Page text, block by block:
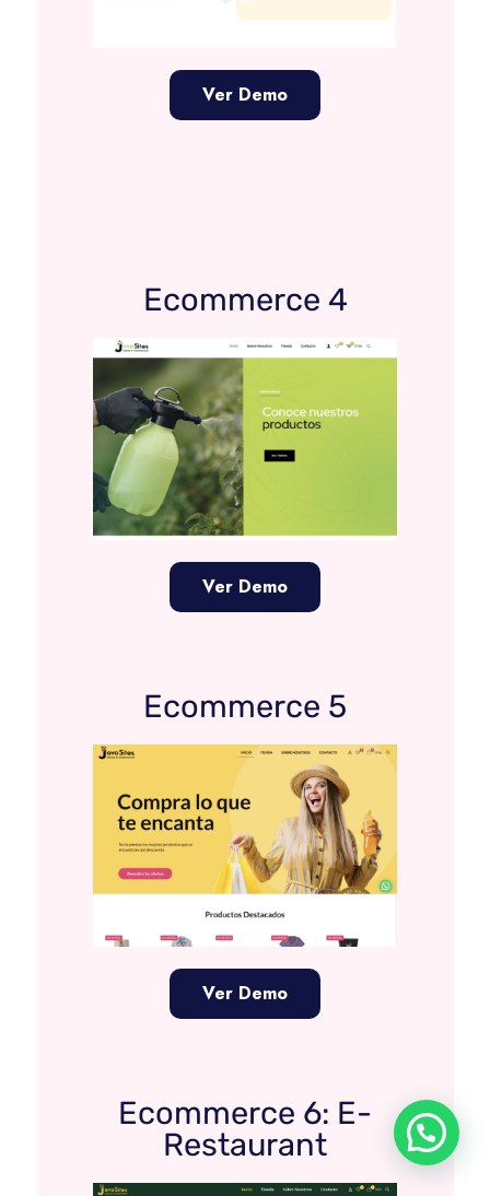
Ver Demo
Ecommerce 4
Ver Demo
Ecommerce 5
Ver Demo
Ecommerce 6: E-
Restaurant